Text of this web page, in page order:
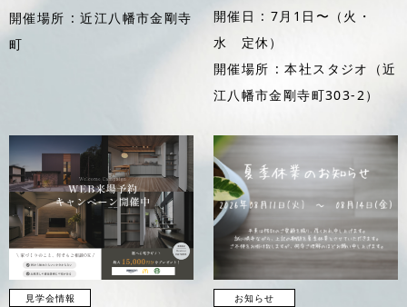
開催場所
近江八幡市金剛寺
町
開催日
7月1日〜（火・
水 定休）
開催場所
本社スタジオ（近
江八幡市金剛寺町303-2）
見学会情報 お知らせ